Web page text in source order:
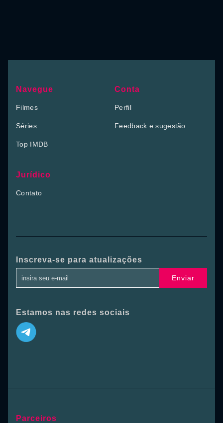
Navegue
Filmes
Séries
Top IMDB
Conta
Perfil
Feedback e sugestão
Jurídico
Contato
Inscreva-se para atualizações
Enviar
Estamos nas redes sociais
Parceiros